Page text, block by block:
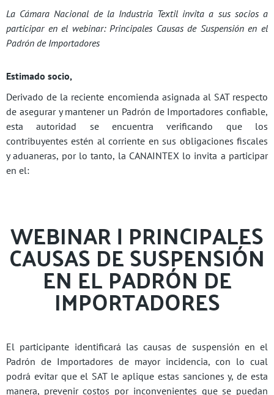
La Cámara Nacional de la Industria Textil invita a sus socios a
participar en el webinar: Principales Causas de Suspensión en el
Padrón de Importadores
Estimado socio,
Derivado de la reciente encomienda asignada al SAT respecto
de asegurar y mantener un Padrón de Importadores confiable,
esta autoridad se encuentra verificando que los
contribuyentes estén al corriente en sus obligaciones fiscales
y aduaneras, por lo tanto, la CANAINTEX lo invita a participar
en el:
WEBINAR | PRINCIPALES
CAUSAS DE SUSPENSIÓN
EN EL PADRÓN DE
IMPORTADORES
El participante identificará las causas de suspensión en el
Padrón de Importadores de mayor incidencia, con lo cual
podrá evitar que el SAT le aplique estas sanciones y, de esta
manera, prevenir costos por inconvenientes que se puedan